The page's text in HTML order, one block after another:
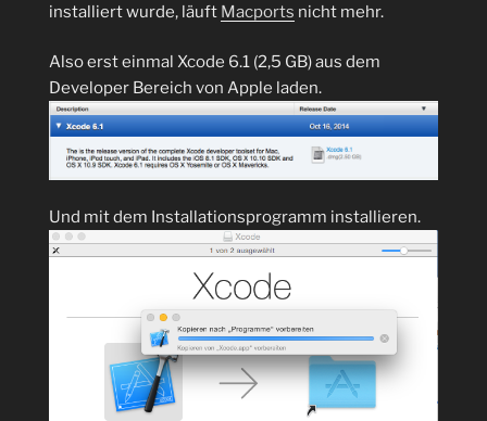
installiert wurde, läuft Macports nicht mehr.
Also erst einmal Xcode 6.1 (2,5 GB) aus dem
Developer Bereich von Apple laden.
Und mit dem Installationsprogramm installieren.